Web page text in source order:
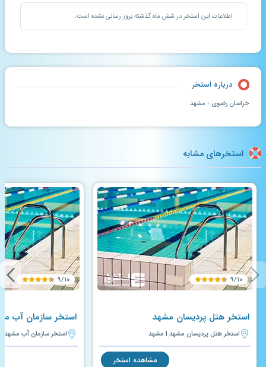
اطلاعات این استخر در شش ماه گذشته بروز رسانی نشده است.
درباره استخر
خراسان رضوی - مشهد
استخرهای مشابه
۹/۱۰
استخر هتل پردیسان مشهد
استخر هتل پردیسان مشهد | مشهد
مشاهده استخر
۹/۱۰
استخر سازمان آب
استخر سازمان آب مشهد